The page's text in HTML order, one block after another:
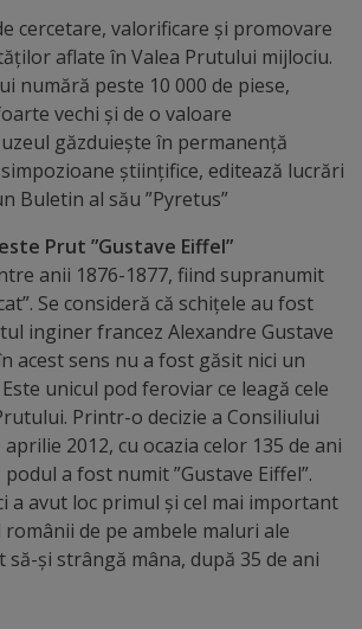
cercetare, valorificare şi promovare
aflate în Valea Prutului mijlociu.
numără peste 10 000 de piese,
vechi și de o valoare
găzduiește în permanență
științifice, editează lucrări
Buletin al său ”Pyretus”
Prut ”Gustave Eiffel”
anii 1876-1877, fiind supranumit
Se consideră că schițele au fost
inginer francez Alexandre Gustave
acest sens nu a fost găsit nici un
unicul pod feroviar ce leagă cele
Printr-o decizie a Consiliului
2012, cu ocazia celor 135 de ani
a fost numit ”Gustave Eiffel”.
a avut loc primul și cel mai important
de pe ambele maluri ale
și strângă mâna, după 35 de ani